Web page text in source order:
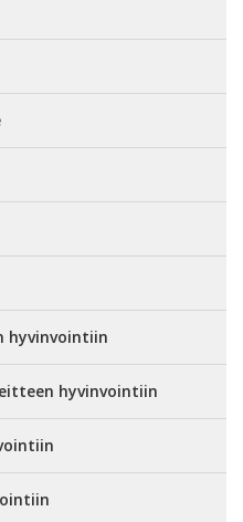
hyvinvointiin
hyvinvointiin